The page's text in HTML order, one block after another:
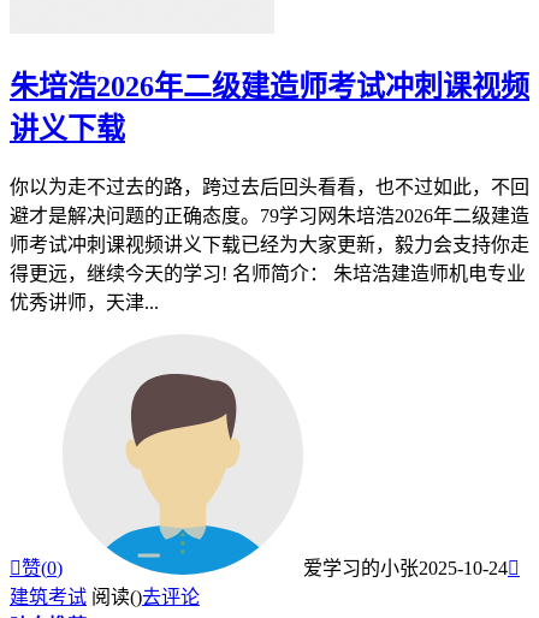
朱培浩2026年二级建造师考试冲刺课视频
讲义下载
你以为走不过去的路，跨过去后回头看看，也不过如此，不回
避才是解决问题的正确态度。79学习网朱培浩2026年二级建造
师考试冲刺课视频讲义下载已经为大家更新，毅力会支持你走
得更远，继续今天的学习! 名师简介： 朱培浩建造师机电专业
优秀讲师，天津...
赞(0) 爱学习的小张2025-10-24
建筑考试 阅读()去评论